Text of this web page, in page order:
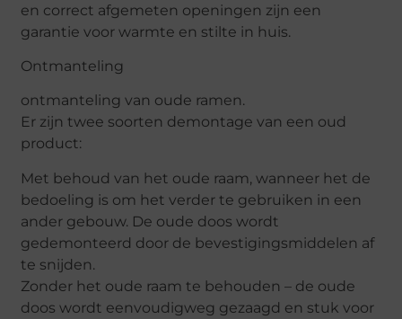
en correct afgemeten openingen zijn een
garantie voor warmte en stilte in huis.
Ontmanteling
ontmanteling van oude ramen.
Er zijn twee soorten demontage van een oud
product:
Met behoud van het oude raam, wanneer het de
bedoeling is om het verder te gebruiken in een
ander gebouw. De oude doos wordt
gedemonteerd door de bevestigingsmiddelen af ​​
te snijden.
Zonder het oude raam te behouden – de oude
doos wordt eenvoudigweg gezaagd en stuk voor